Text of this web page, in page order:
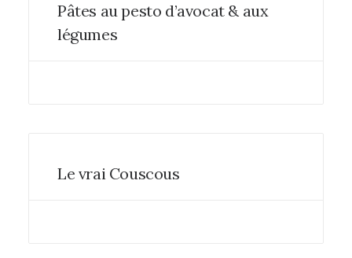
Pâtes au pesto d’avocat & aux
légumes
Le vrai Couscous